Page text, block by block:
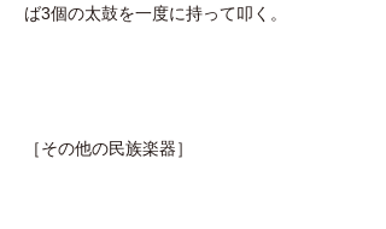
ば3個の太鼓を一度に持って叩く。
［その他の民族楽器］